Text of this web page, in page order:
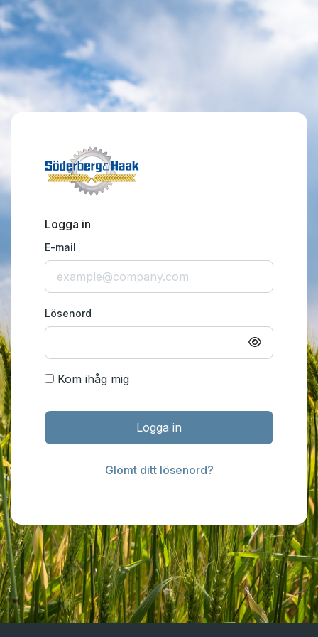
Logga in
E-mail
Lösenord
Kom ihåg mig
Logga in
Glömt ditt lösenord?